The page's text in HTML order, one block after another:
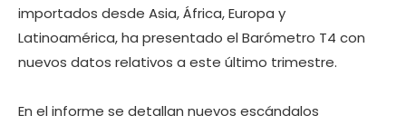
importados desde Asia, África, Europa y
Latinoamérica, ha presentado el Barómetro T4 con
nuevos datos relativos a este último trimestre.
En el informe se detallan nuevos escándalos